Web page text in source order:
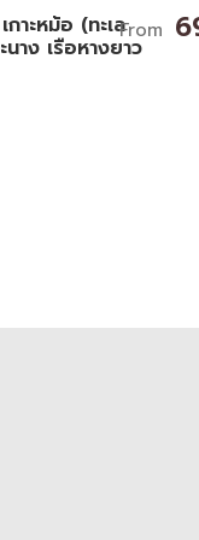
กาะหม้อ (ทะเล
าง เรือหางยาว
From